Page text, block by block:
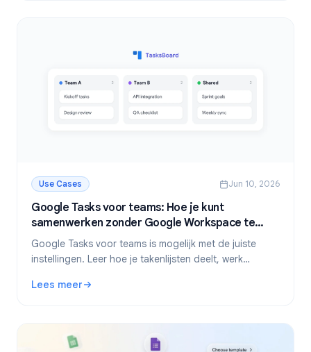
Use Cases Jun 10, 2026
Google Tasks voor teams: Hoe je kunt
samenwerken zonder Google Workspace te
verlaten
Google Tasks voor teams is mogelijk met de juiste
instellingen. Leer hoe je takenlijsten deelt, werk
Workspace met TasksBoard.
Lees meer
: Google Tasks voor teams: Hoe je kunt samenwerken